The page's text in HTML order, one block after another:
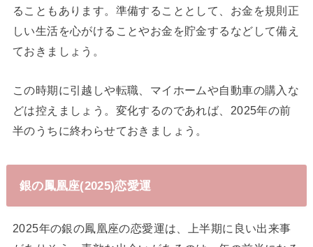
ることもあります。準備することとして、お金を規則正
しい生活を心がけることやお金を貯金するなどして備え
ておきましょう。
この時期に引越しや転職、マイホームや自動車の購入な
どは控えましょう。変化するのであれば、2025年の前
半のうちに終わらせておきましょう。
銀の鳳凰座(2025)恋愛運
2025年の銀の鳳凰座の恋愛運は、上半期に良い出来事